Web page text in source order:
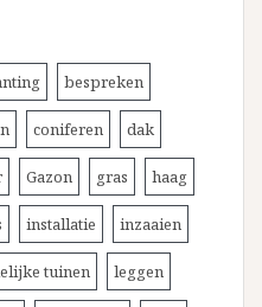
bespreken
coniferen dak
Gazon gras haag
installatie inzaaien
tuinen leggen